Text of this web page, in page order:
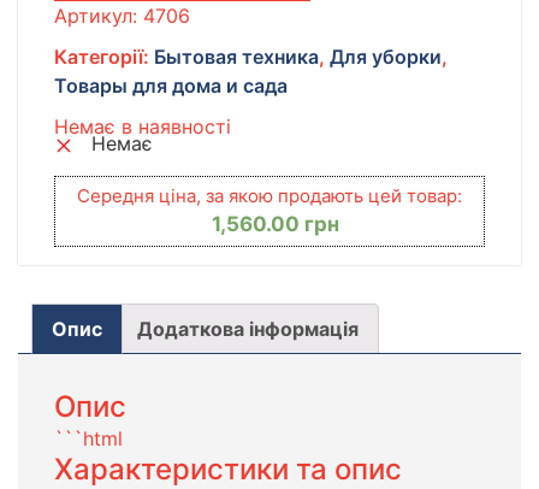
Артикул: 4706
Категорії: Бытовая техника, Для уборки,
Товары для дома и сада
Немає в наявності
Немає
Середня ціна, за якою продають цей товар:
1,560.00 грн
Опис Додаткова інформація
Опис
```html
Характеристики та опис